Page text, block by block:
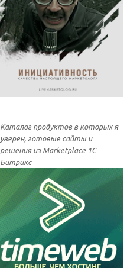
Каталог продуктов в которых я
уверен, готовые сайты и
решения из Marketplace 1С
Битрикс